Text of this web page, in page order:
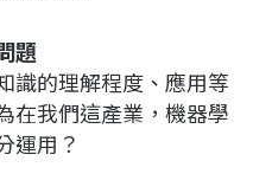
題
識的理解程度、應用等
在我們這產業，機器學
運用？